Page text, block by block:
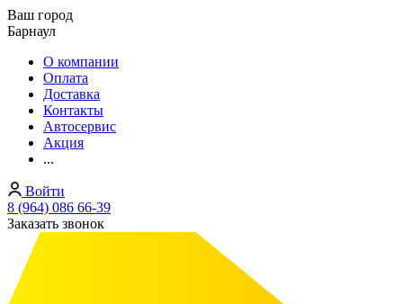
Ваш город
Барнаул
О компании
Оплата
Доставка
Контакты
Автосервис
Акция
...
Войти
8 (964) 086 66-39
Заказать звонок